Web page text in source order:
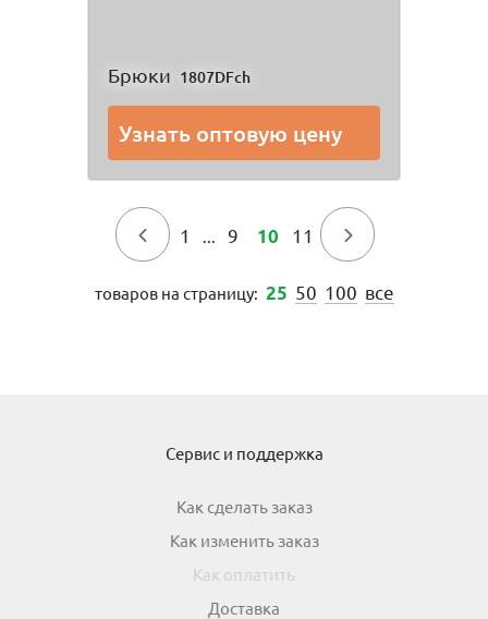
Брюки 1807DFch
Узнать оптовую цену
← 1 ... 9 10 11 →
товаров на страницу: 25 50 100 все
Сервис и поддержка
Как сделать заказ
Как изменить заказ
Как оплатить
Доставка